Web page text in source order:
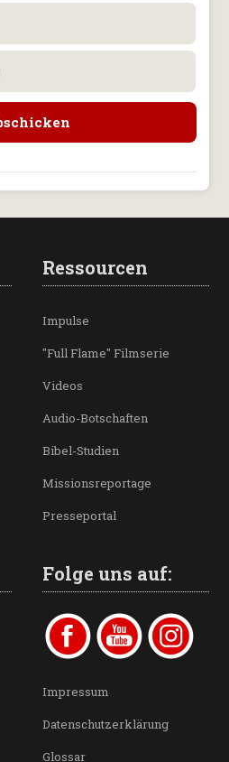
Ressourcen
Impulse
"Full Flame" Filmserie
Videos
Audio-Botschaften
Bibel-Studien
Missionsreportage
Presseportal
Folge uns auf:
Impressum
Datenschutzerklärung
Glossar